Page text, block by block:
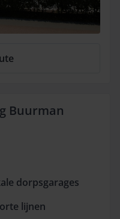
Buurman
dorpsgarages
lijnen